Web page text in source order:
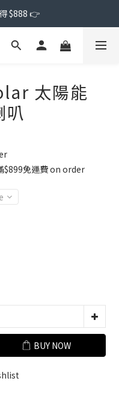
$888 👉
太陽能
叭
$899免運費 on order
BUY NOW